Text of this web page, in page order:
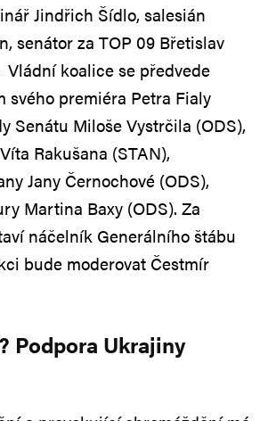
Jindřich Šídlo, salesián
senátor za TOP 09 Břetislav
koalice se předvede
svého premiéra Petra Fialy
Senátu Miloše Vystrčila (ODS),
Rakušana (STAN),
Jany Černochové (ODS),
Martina Baxy (ODS). Za
náčelník Generálního štábu
bude moderovat Čestmír
Podpora Ukrajiny